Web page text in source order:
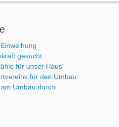
gesucht
für unser Haus“
für den Umbau
Umbau durch